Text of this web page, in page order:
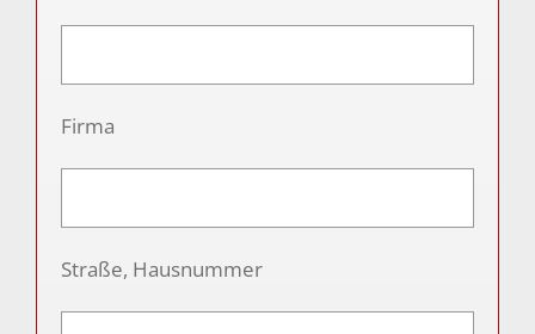
Firma
Straße, Hausnummer